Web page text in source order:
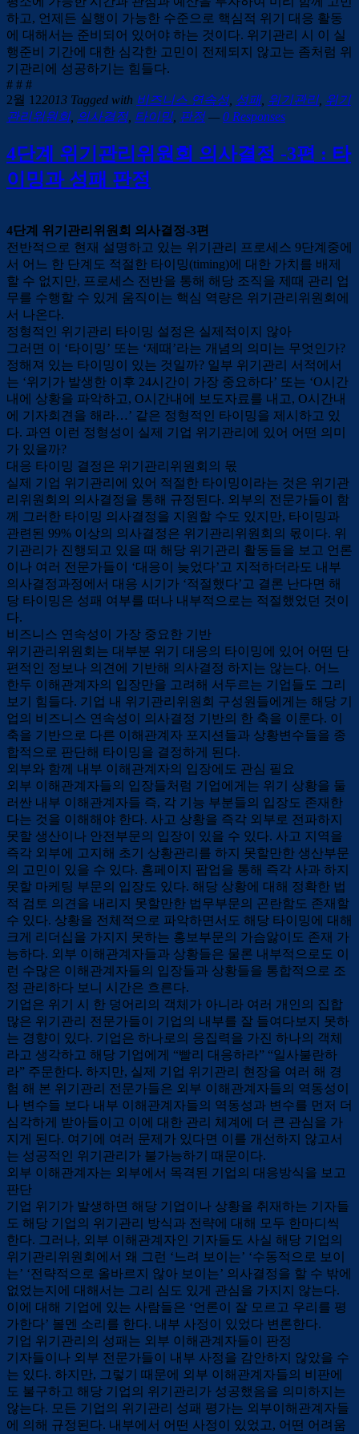
하고, 언제든 실행이 가능한 수준으로 핵심적 위기 대응 활동
에 대해서는 준비되어 있어야 하는 것이다. 위기관리 시 이 실
행준비 기간에 대한 심각한 고민이 전제되지 않고는 좀처럼 위
기관리에 성공하기는 힘들다.
# # #
2월 122013 Tagged with 비즈니스 연속성, 성패, 위기관리, 위기
관리위원회, 의사결정, 타이밍, 판정— 0 Responses
4단계 위기관리위원회 의사결정 -3편 : 타
이밍과 성패 판정
4단계 위기관리위원회 의사결정-3편
전반적으로 현재 설명하고 있는 위기관리 프로세스 9단계중에
서 어느 한 단계도 적절한 타이밍(timing)에 대한 가치를 배제
할 수 없지만, 프로세스 전반을 통해 해당 조직을 제때 관리 업
무를 수행할 수 있게 움직이는 핵심 역량은 위기관리위원회에
서 나온다.
정형적인 위기관리 타이밍 설정은 실제적이지 않아
그러면 이 ‘타이밍’ 또는 ‘제때’라는 개념의 의미는 무엇인가?
정해져 있는 타이밍이 있는 것일까? 일부 위기관리 서적에서
는 ‘위기가 발생한 이후 24시간이 가장 중요하다’ 또는 ‘O시간
내에 상황을 파악하고, O시간내에 보도자료를 내고, O시간내
에 기자회견을 해라…’ 같은 정형적인 타이밍을 제시하고 있
다. 과연 이런 정형성이 실제 기업 위기관리에 있어 어떤 의미
가 있을까?
대응 타이밍 결정은 위기관리위원회의 몫
실제 기업 위기관리에 있어 적절한 타이밍이라는 것은 위기관
리위원회의 의사결정을 통해 규정된다. 외부의 전문가들이 함
께 그러한 타이밍 의사결정을 지원할 수도 있지만, 타이밍과
관련된 99% 이상의 의사결정은 위기관리위원회의 몫이다. 위
기관리가 진행되고 있을 때 해당 위기관리 활동들을 보고 언론
이나 여러 전문가들이 ‘대응이 늦었다’고 지적하더라도 내부
의사결정과정에서 대응 시기가 ‘적절했다’고 결론 난다면 해
당 타이밍은 성패 여부를 떠나 내부적으로는 적절했었던 것이
다.
비즈니스 연속성이 가장 중요한 기반
위기관리위원회는 대부분 위기 대응의 타이밍에 있어 어떤 단
편적인 정보나 의견에 기반해 의사결정 하지는 않는다. 어느
한두 이해관계자의 입장만을 고려해 서두르는 기업들도 그리
보기 힘들다. 기업 내 위기관리위원회 구성원들에게는 해당 기
업의 비즈니스 연속성이 의사결정 기반의 한 축을 이룬다. 이
축을 기반으로 다른 이해관계자 포지션들과 상황변수들을 종
합적으로 판단해 타이밍을 결정하게 된다.
외부와 함께 내부 이해관계자의 입장에도 관심 필요
외부 이해관계자들의 입장들처럼 기업에게는 위기 상황을 둘
러싼 내부 이해관계자들 즉, 각 기능 부분들의 입장도 존재한
다는 것을 이해해야 한다. 사고 상황을 즉각 외부로 전파하지
못할 생산이나 안전부문의 입장이 있을 수 있다. 사고 지역을
즉각 외부에 고지해 초기 상황관리를 하지 못할만한 생산부문
의 고민이 있을 수 있다. 홈페이지 팝업을 통해 즉각 사과 하지
못할 마케팅 부문의 입장도 있다. 해당 상황에 대해 정확한 법
적 검토 의견을 내리지 못할만한 법무부문의 곤란함도 존재할
수 있다. 상황을 전체적으로 파악하면서도 해당 타이밍에 대해
크게 리더십을 가지지 못하는 홍보부문의 가슴앓이도 존재 가
능하다. 외부 이해관계자들과 상황들은 물론 내부적으로도 이
런 수많은 이해관계자들의 입장들과 상황들을 통합적으로 조
정 관리하다 보니 시간은 흐른다.
기업은 위기 시 한 덩어리의 객체가 아니라 여러 개인의 집합
많은 위기관리 전문가들이 기업의 내부를 잘 들여다보지 못하
는 경향이 있다. 기업은 하나로의 응집력을 가진 하나의 객체
라고 생각하고 해당 기업에게 “빨리 대응하라” “일사불란하
라” 주문한다. 하지만, 실제 기업 위기관리 현장을 여러 해 경
험 해 본 위기관리 전문가들은 외부 이해관계자들의 역동성이
나 변수들 보다 내부 이해관계자들의 역동성과 변수를 먼저 더
심각하게 받아들이고 이에 대한 관리 체계에 더 큰 관심을 가
지게 된다. 여기에 여러 문제가 있다면 이를 개선하지 않고서
는 성공적인 위기관리가 불가능하기 때문이다.
외부 이해관계자는 외부에서 목격된 기업의 대응방식을 보고
판단
기업 위기가 발생하면 해당 기업이나 상황을 취재하는 기자들
도 해당 기업의 위기관리 방식과 전략에 대해 모두 한마디씩
한다. 그러나, 외부 이해관계자인 기자들도 사실 해당 기업의
위기관리위원회에서 왜 그런 ‘느려 보이는’ ‘수동적으로 보이
는’ ‘전략적으로 올바르지 않아 보이는’ 의사결정을 할 수 밖에
없었는지에 대해서는 그리 심도 있게 관심을 가지지 않는다.
이에 대해 기업에 있는 사람들은 ‘언론이 잘 모르고 우리를 평
가한다’ 볼멘 소리를 한다. 내부 사정이 있었다 변론한다.
기업 위기관리의 성패는 외부 이해관계자들이 판정
기자들이나 외부 전문가들이 내부 사정을 감안하지 않았을 수
는 있다. 하지만, 그렇기 때문에 외부 이해관계자들의 비판에
도 불구하고 해당 기업의 위기관리가 성공했음을 의미하지는
않는다. 모든 기업의 위기관리 성패 평가는 외부이해관계자들
에 의해 규정된다. 내부에서 어떤 사정이 있었고, 어떤 어려움